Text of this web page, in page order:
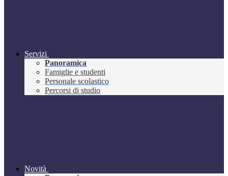
Servizi
Panoramica
Famiglie e studenti
Personale scolastico
Percorsi di studio
Novità